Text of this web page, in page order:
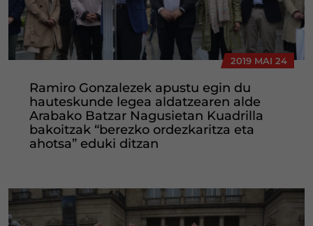
2019 MAI 24
Ramiro Gonzalezek apustu egin du
hauteskunde legea aldatzearen alde
Arabako Batzar Nagusietan Kuadrilla
bakoitzak “berezko ordezkaritza eta
ahotsa” eduki ditzan